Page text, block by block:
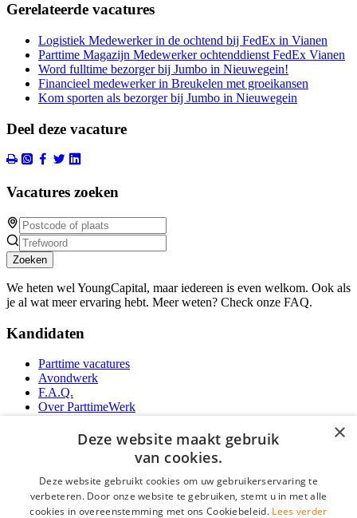
Gerelateerde vacatures
Logistiek Medewerker in de ochtend bij FedEx in Vianen
Parttime Magazijn Medewerker ochtenddienst FedEx Vianen
Word fulltime bezorger bij Jumbo in Nieuwegein!
Financieel medewerker in Breukelen met groeikansen
Kom sporten als bezorger bij Jumbo in Nieuwegein
Deel deze vacature
Vacatures zoeken
Zoeken
We heten wel YoungCapital, maar iedereen is even welkom. Ook als
je al wat meer ervaring hebt. Meer weten? Check onze FAQ.
Kandidaten
Parttime vacatures
Avondwerk
F.A.Q.
Over ParttimeWerk
YoungCapital Android App
Parttime personeel
Vacature aanmelden
×
Deze website maakt gebruik
van cookies.
Deze website gebruikt cookies om uw gebruikerservaring te
verbeteren. Door onze website te gebruiken, stemt u in met alle
cookies in overeenstemming met ons Cookiebeleid. Lees verder